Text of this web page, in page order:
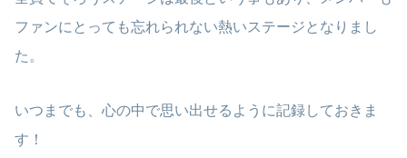
ファンにとっても忘れられない熱いステージとなりまし
た。
いつまでも、心の中で思い出せるように記録しておきま
す！